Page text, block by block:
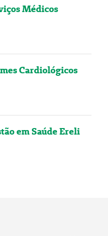
Médicos
Cardiológicos
em Saúde Ereli